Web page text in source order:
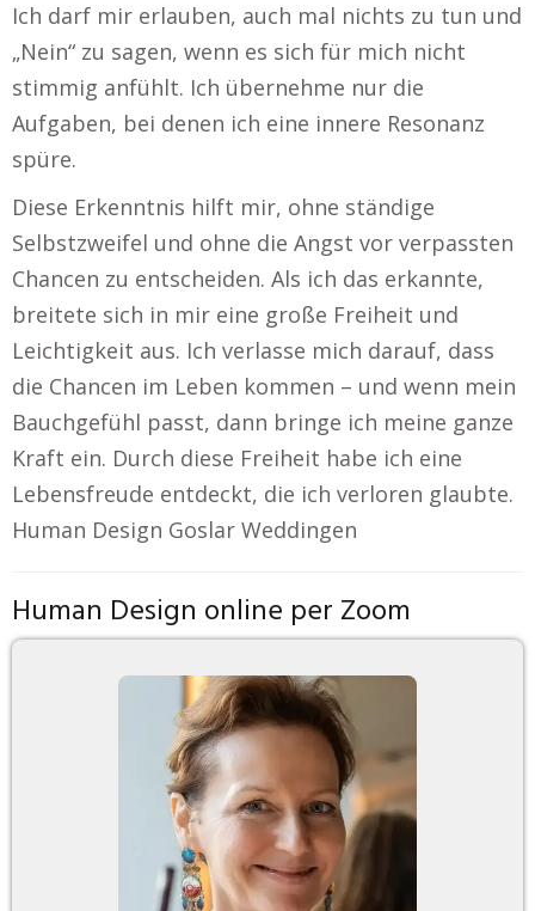
Ich darf mir erlauben, auch mal nichts zu tun und
„Nein“ zu sagen, wenn es sich für mich nicht
stimmig anfühlt. Ich übernehme nur die
Aufgaben, bei denen ich eine innere Resonanz
spüre.
Diese Erkenntnis hilft mir, ohne ständige
Selbstzweifel und ohne die Angst vor verpassten
Chancen zu entscheiden. Als ich das erkannte,
breitete sich in mir eine große Freiheit und
Leichtigkeit aus. Ich verlasse mich darauf, dass
die Chancen im Leben kommen – und wenn mein
Bauchgefühl passt, dann bringe ich meine ganze
Kraft ein. Durch diese Freiheit habe ich eine
Lebensfreude entdeckt, die ich verloren glaubte.
Human Design Goslar Weddingen
Human Design online per Zoom